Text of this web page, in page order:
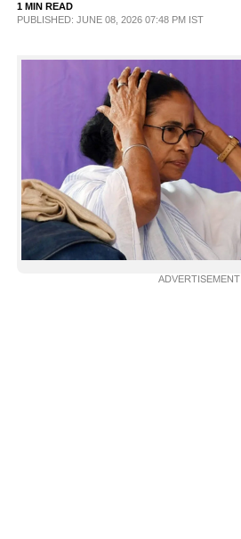
LIFESTYLE
ASTRO
1 MIN READ
PUBLISHED: JUNE 08, 2026 07:48 PM IST
ADVERTISEMENT